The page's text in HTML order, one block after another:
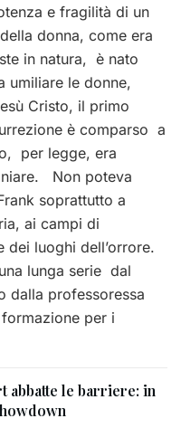
e fragilità di un
donna, come era
in natura, è nato
umiliare le donne,
Cristo, il primo
è comparso a
per legge, era
Non poteva
soprattutto a
ai campi di
dei luoghi dell’orrore.
lunga serie dal
dalla professoressa
per i
abbatte le barriere: in